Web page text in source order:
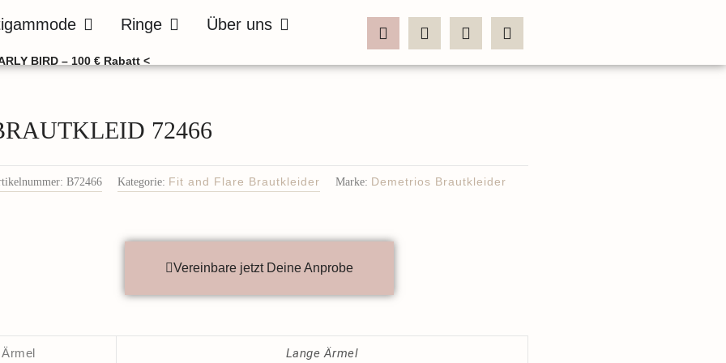
Öffne Bräutigammode
Ringe Öffne RingeÜber uns Öffne Über uns
BIRD – 100 € Rabatt <
72466
B72466 Kategorie: Fit and Flare Brautkleider Marke: Demetrios Brautkleider
Vereinbare jetzt Deine Anprobe
Ärmel Lange Ärmel